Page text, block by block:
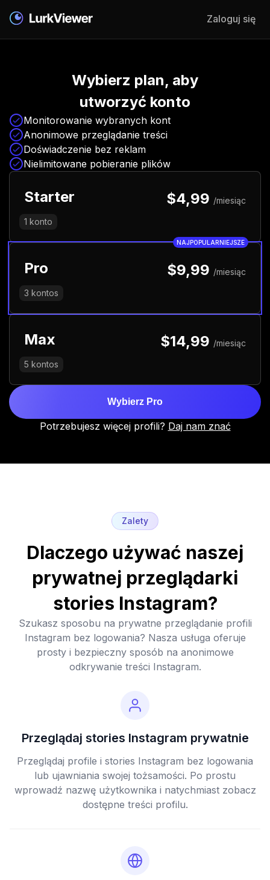
Zaloguj się
Wybierz plan, aby
utworzyć konto
Monitorowanie wybranych kont
Anonimowe przeglądanie treści
Doświadczenie bez reklam
Nielimitowane pobieranie plików
1 konto
Starter $4,99 /miesiąc
NAJPOPULARNIEJSZE
3 kontos
Pro $9,99 /miesiąc
5 kontos
Max $14,99 /miesiąc
Wybierz Pro
Potrzebujesz więcej profili? Daj nam znać
Zalety
Dlaczego używać naszej
prywatnej przeglądarki
stories Instagram?
Szukasz sposobu na prywatne przeglądanie profili
Instagram bez logowania? Nasza usługa oferuje
prosty i bezpieczny sposób na anonimowe
odkrywanie treści Instagram.
Przeglądaj stories Instagram prywatnie
Przeglądaj profile i stories Instagram bez logowania
lub ujawniania swojej tożsamości. Po prostu
wprowadź nazwę użytkownika i natychmiast zobacz
dostępne treści profilu.